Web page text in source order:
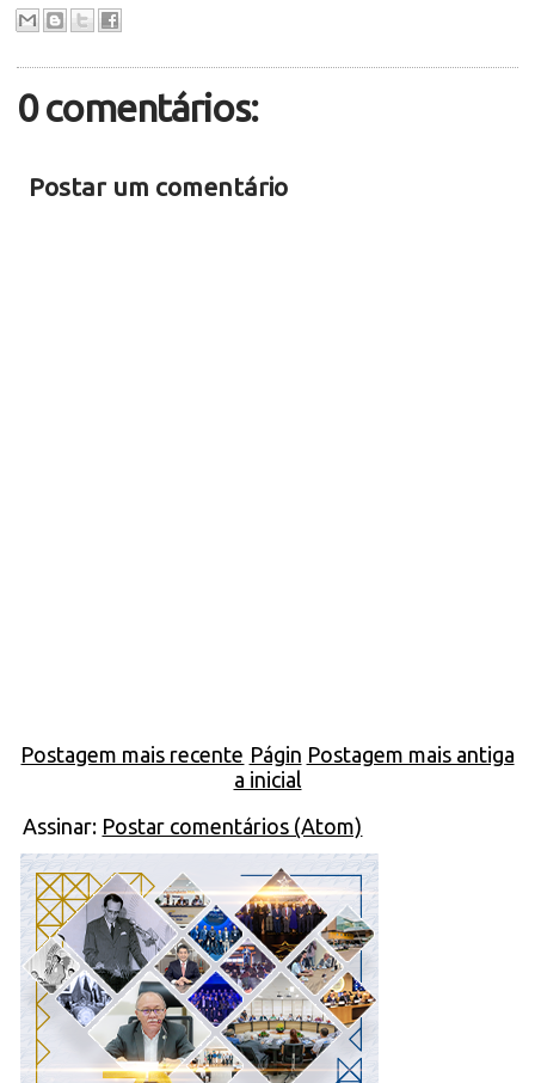
0 comentários:
Postar um comentário
Postagem mais recente Postagem mais antiga
Págin
a inicial
Assinar: Postar comentários (Atom)